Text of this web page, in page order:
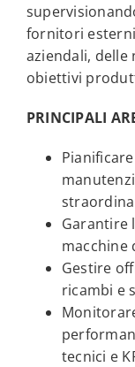
fornitori
aziendali, delle
obiettivi
PRINCIPALI
Garantire
macchine
Gestire
ricambi e
tecnici e